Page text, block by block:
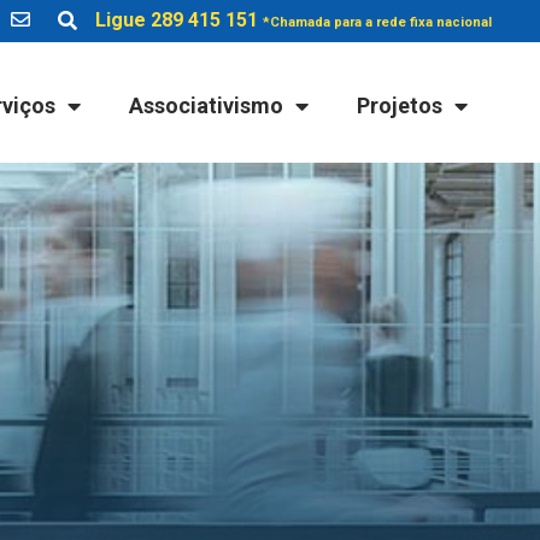
Ligue 289 415 151 *Chamada para a rede fixa nacional
Associativismo Projetos